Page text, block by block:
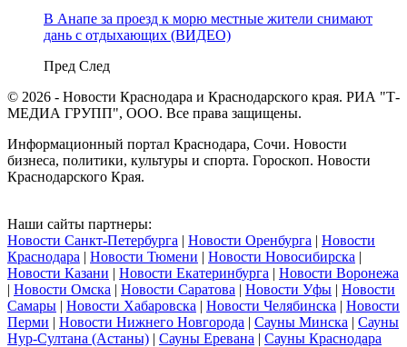
В Анапе за проезд к морю местные жители снимают
дань с отдыхающих (ВИДЕО)
Пред След
© 2026 - Новости Краснодара и Краснодарского края. РИА "Т-
МЕДИА ГРУПП", ООО. Все права защищены.
Информационный портал Краснодара, Сочи. Новости
бизнеса, политики, культуры и спорта. Гороскоп. Новости
Краснодарского Края.
Наши сайты партнеры:
Новости Санкт-Петербурга | Новости Оренбурга | Новости
Краснодара | Новости Тюмени | Новости Новосибирска |
Новости Казани | Новости Екатеринбурга | Новости Воронежа
| Новости Омска | Новости Саратова | Новости Уфы | Новости
Самары | Новости Хабаровска | Новости Челябинска | Новости
Перми | Новости Нижнего Новгорода | Сауны Минска | Сауны
Нур-Султана (Астаны) | Сауны Еревана | Сауны Краснодара